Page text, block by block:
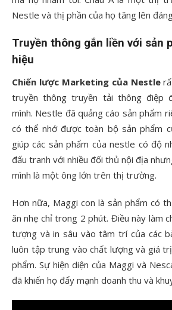
Nestle và thị phần của họ tăng lên
Truyền thông gắn liền với sản
hiệu
Chiến lược Marketing của Nestle
truyền thông truyền tải thông điệp
mình. Nestle đã quảng cáo sản phẩm
có thể nhớ được toàn bộ sản phẩm
giúp các sản phẩm của nestle có độ
đấu tranh với nhiều đối thủ nội địa
mình là một ông lớn trên thị trường.
Hơn nữa, Maggi con là sản phẩm có
ăn nhẹ chỉ trong 2 phút. Điều này làm
tượng và in sâu vào tâm trí của các
luôn tập trung vào chất lượng và giá
phẩm. Sự hiện diện của Maggi và
đã khiến họ đẩy mạnh doanh thu và